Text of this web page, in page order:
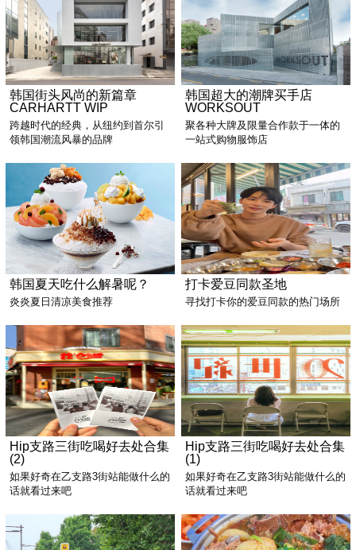
韩国街头风尚的新篇章
CARHARTT WIP
跨越时代的经典，从纽约到首尔引
领韩国潮流风暴的品牌
韩国超大的潮牌买手店
WORKSOUT
聚各种大牌及限量合作款于一体的
一站式购物服饰店
韩国夏天吃什么解暑呢？
炎炎夏日清凉美食推荐
打卡爱豆同款圣地
寻找打卡你的爱豆同款的热门场所
Hip支路三街吃喝好去处合集
(2)
如果好奇在乙支路3街站能做什么的
话就看过来吧
Hip支路三街吃喝好去处合集
(1)
如果好奇在乙支路3街站能做什么的
话就看过来吧